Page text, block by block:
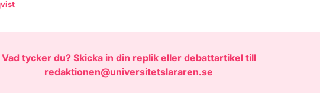
Vad tycker du? Skicka in din replik eller debattartikel till
redaktionen@universitetslararen.se